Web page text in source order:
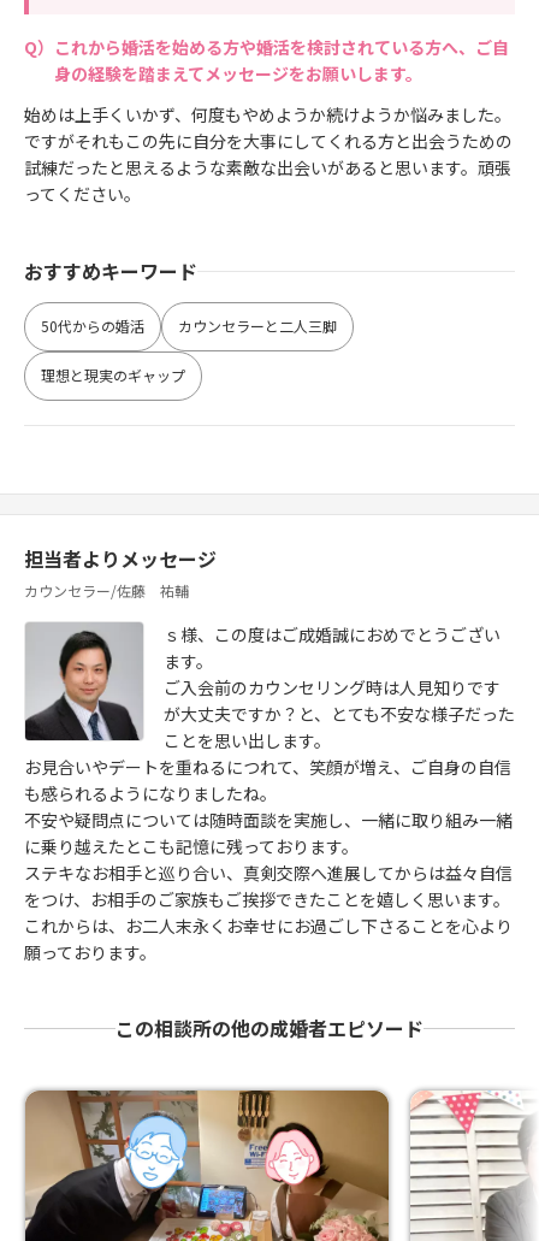
これから婚活を始める方や婚活を検討されている方へ、ご自
身の経験を踏まえてメッセージをお願いします。
始めは上手くいかず、何度もやめようか続けようか悩みました。
ですがそれもこの先に自分を大事にしてくれる方と出会うための
試練だったと思えるような素敵な出会いがあると思います。頑張
ってください。
おすすめキーワード
50代からの婚活 カウンセラーと二人三脚
理想と現実のギャップ
担当者よりメッセージ
カウンセラー/佐藤 祐輔
ｓ様、この度はご成婚誠におめでとうござい
ます。
ご入会前のカウンセリング時は人見知りです
が大丈夫ですか？と、とても不安な様子だった
ことを思い出します。
お見合いやデートを重ねるにつれて、笑顔が増え、ご自身の自信
も感られるようになりましたね。
不安や疑問点については随時面談を実施し、一緒に取り組み一緒
に乗り越えたとこも記憶に残っております。
ステキなお相手と巡り合い、真剣交際へ進展してからは益々自信
をつけ、お相手のご家族もご挨拶できたことを嬉しく思います。
これからは、お二人末永くお幸せにお過ごし下さることを心より
願っております。
この相談所の他の成婚者エピソード